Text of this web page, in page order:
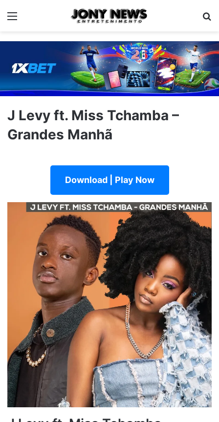
Menu
J Levy ft. Miss Tchamba –
Grandes Manhã
Download | Play Now